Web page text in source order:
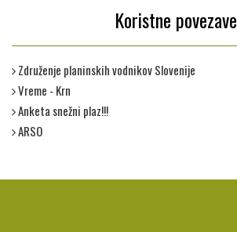
Koristne povezave
Združenje planinskih vodnikov Slovenije
Vreme - Krn
Anketa snežni plaz!!!
ARSO